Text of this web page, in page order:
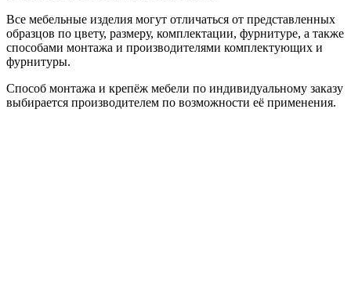
Все мебельные изделия могут отличаться от представленных
образцов по цвету, размеру, комплектации, фурнитуре, а также
способами монтажа и производителями комплектующих и
фурнитуры.
Способ монтажа и крепёж мебели по индивидуальному заказу
выбирается производителем по возможности её применения.